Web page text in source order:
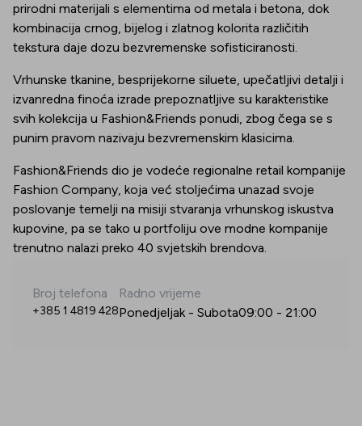
prirodni materijali s elementima od metala i betona, dok
kombinacija crnog, bijelog i zlatnog kolorita različitih
tekstura daje dozu bezvremenske sofisticiranosti.
Vrhunske tkanine, besprijekorne siluete, upečatljivi detalji i
izvanredna finoća izrade prepoznatljive su karakteristike
svih kolekcija u Fashion&Friends ponudi, zbog čega se s
punim pravom nazivaju bezvremenskim klasicima.
Fashion&Friends dio je vodeće regionalne retail kompanije
Fashion Company, koja već stoljećima unazad svoje
poslovanje temelji na misiji stvaranja vrhunskog iskustva
kupovine, pa se tako u portfoliju ove modne kompanije
trenutno nalazi preko 40 svjetskih brendova.
Broj telefona
+385 1 4819 428
Radno vrijeme
Ponedjeljak - Subota09:00 - 21:00